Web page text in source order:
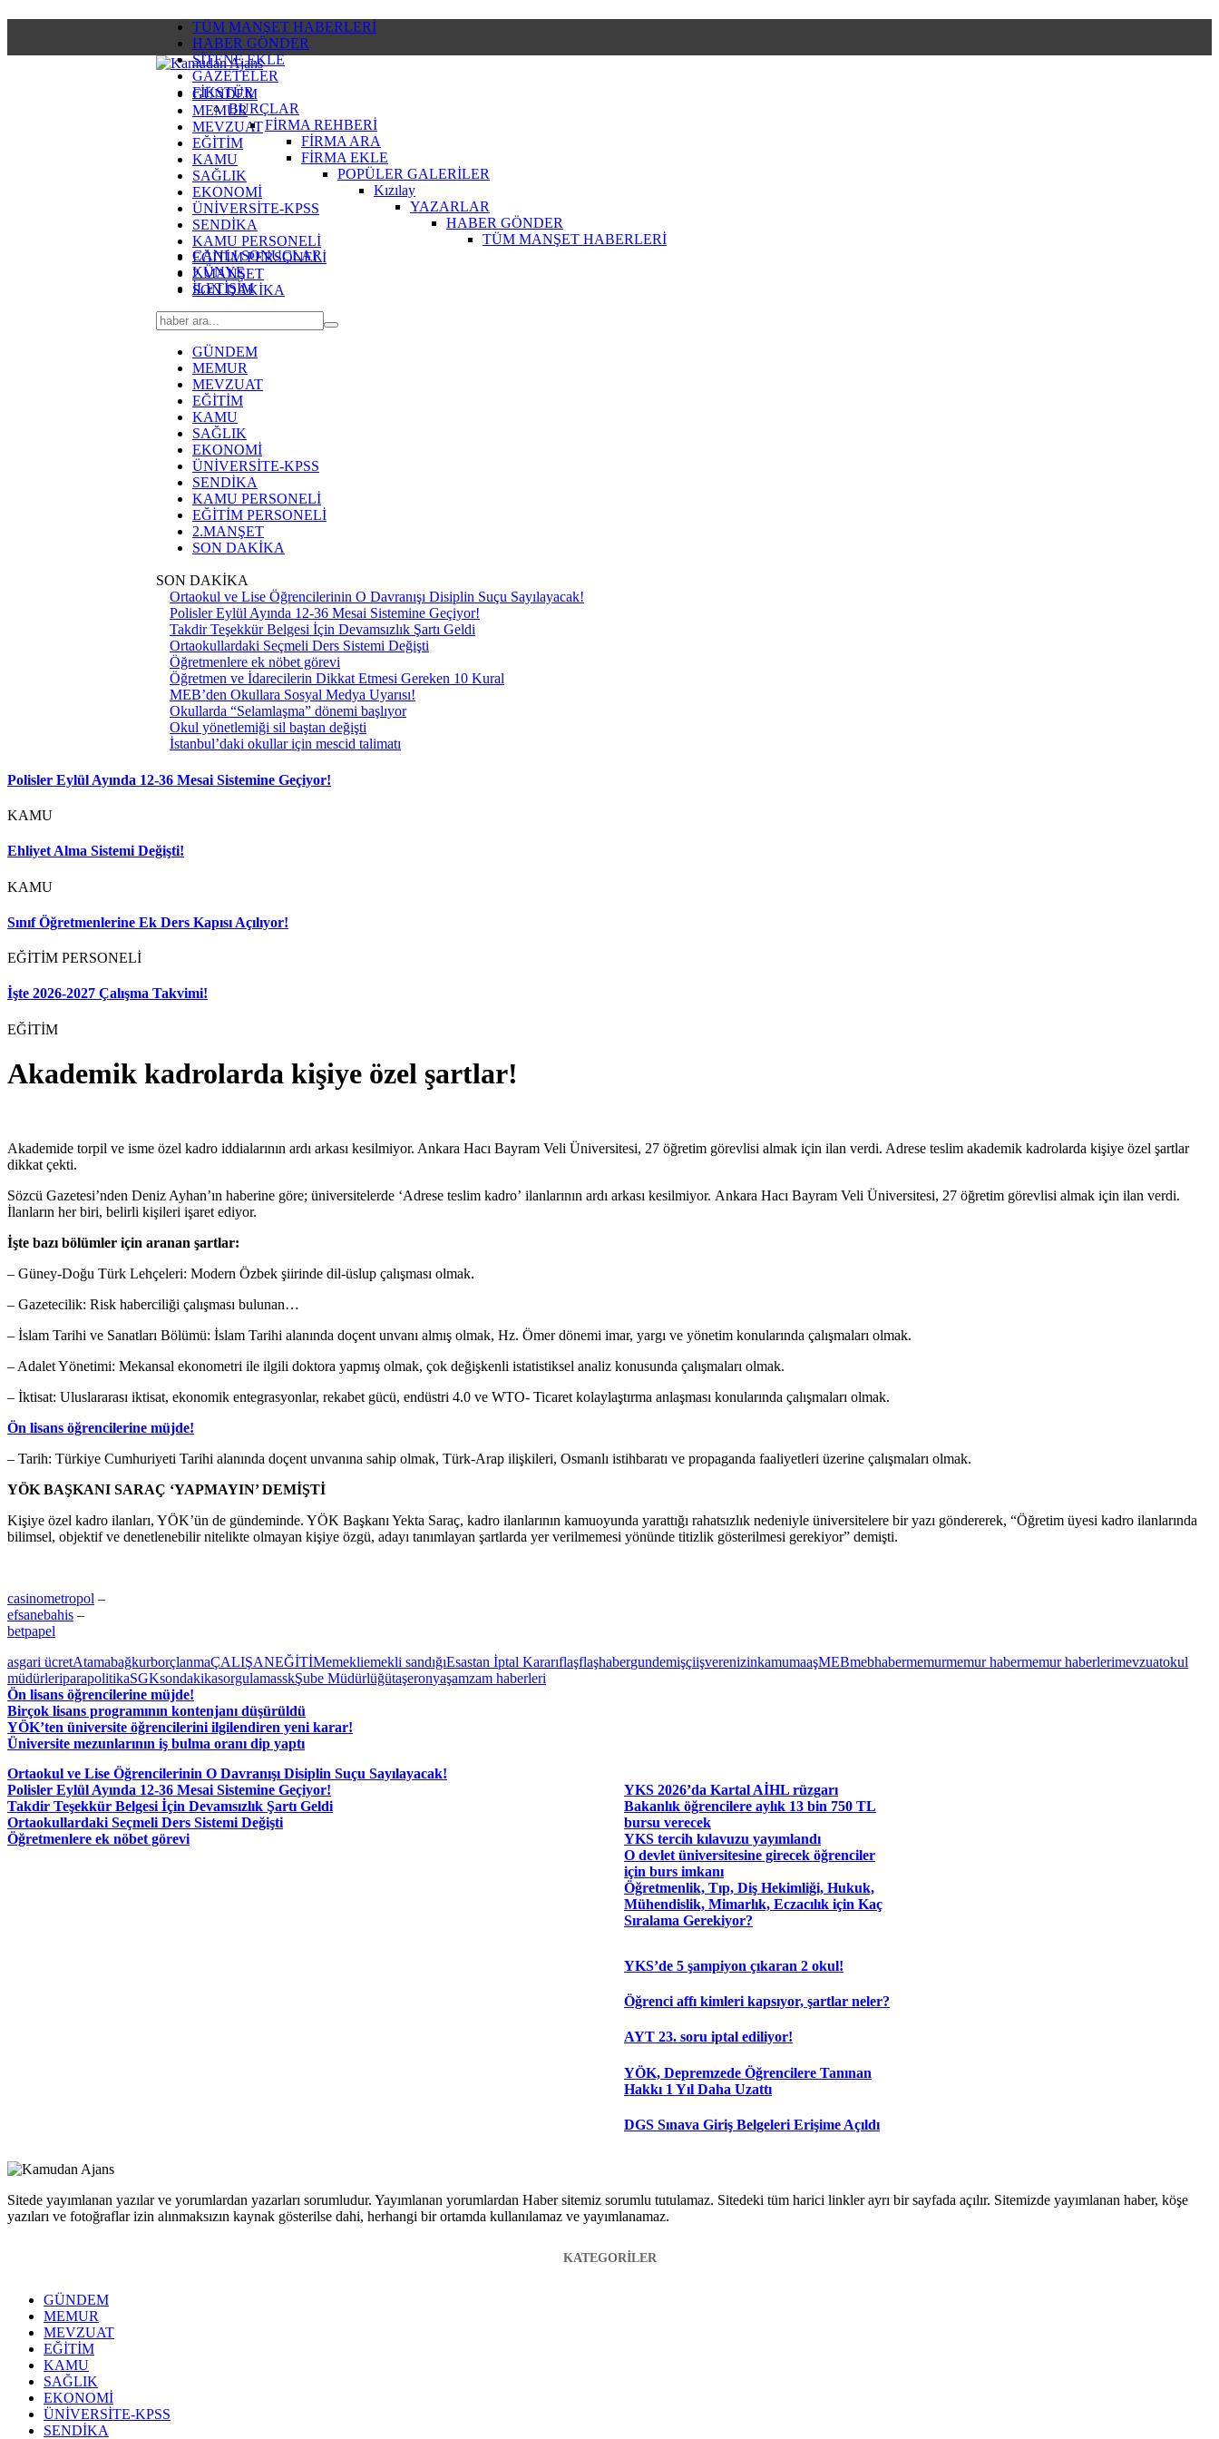
TÜM MANŞET HABERLERİ
HABER GÖNDER
SİTENE EKLE
GAZETELER
FİKSTÜR
BURÇLAR
FİRMA REHBERİ
FİRMA ARA
FİRMA EKLE
POPÜLER GALERİLER
Kızılay
YAZARLAR
HABER GÖNDER
TÜM MANŞET HABERLERİ
CANLI SONUÇLAR
KÜNYE
İLETİŞİM
GÜNDEM
MEMUR
MEVZUAT
EĞİTİM
KAMU
SAĞLIK
EKONOMİ
ÜNİVERSİTE-KPSS
SENDİKA
KAMU PERSONELİ
EĞİTİM PERSONELİ
2.MANŞET
SON DAKİKA
GÜNDEM
MEMUR
MEVZUAT
EĞİTİM
KAMU
SAĞLIK
EKONOMİ
ÜNİVERSİTE-KPSS
SENDİKA
KAMU PERSONELİ
EĞİTİM PERSONELİ
2.MANŞET
SON DAKİKA
SON DAKİKA
Ortaokul ve Lise Öğrencilerinin O Davranışı Disiplin Suçu Sayılayacak!
Polisler Eylül Ayında 12-36 Mesai Sistemine Geçiyor!
Takdir Teşekkür Belgesi İçin Devamsızlık Şartı Geldi
Ortaokullardaki Seçmeli Ders Sistemi Değişti
Öğretmenlere ek nöbet görevi
Öğretmen ve İdarecilerin Dikkat Etmesi Gereken 10 Kural
MEB’den Okullara Sosyal Medya Uyarısı!
Okullarda “Selamlaşma” dönemi başlıyor
Okul yönetlemiği sil baştan değişti
İstanbul’daki okullar için mescid talimatı
Polisler Eylül Ayında 12-36 Mesai Sistemine Geçiyor!
KAMU
Ehliyet Alma Sistemi Değişti!
KAMU
Sınıf Öğretmenlerine Ek Ders Kapısı Açılıyor!
EĞİTİM PERSONELİ
İşte 2026-2027 Çalışma Takvimi!
EĞİTİM
Akademik kadrolarda kişiye özel şartlar!
Akademide torpil ve isme özel kadro iddialarının ardı arkası kesilmiyor. Ankara Hacı Bayram Veli Üniversitesi, 27 öğretim görevlisi almak için ilan verdi. Adrese teslim akademik kadrolarda kişiye özel şartlar
dikkat çekti.
Sözcü Gazetesi’nden Deniz Ayhan’ın haberine göre; üniversitelerde ‘Adrese teslim kadro’ ilanlarının ardı arkası kesilmiyor. Ankara Hacı Bayram Veli Üniversitesi, 27 öğretim görevlisi almak için ilan verdi.
İlanların her biri, belirli kişileri işaret ediyor.
İşte bazı bölümler için aranan şartlar:
– Güney-Doğu Türk Lehçeleri: Modern Özbek şiirinde dil-üslup çalışması olmak.
– Gazetecilik: Risk haberciliği çalışması bulunan…
– İslam Tarihi ve Sanatları Bölümü: İslam Tarihi alanında doçent unvanı almış olmak, Hz. Ömer dönemi imar, yargı ve yönetim konularında çalışmaları olmak.
– Adalet Yönetimi: Mekansal ekonometri ile ilgili doktora yapmış olmak, çok değişkenli istatistiksel analiz konusunda çalışmaları olmak.
– İktisat: Uluslararası iktisat, ekonomik entegrasyonlar, rekabet gücü, endüstri 4.0 ve WTO- Ticaret kolaylaştırma anlaşması konularında çalışmaları olmak.
Ön lisans öğrencilerine müjde!
– Tarih: Türkiye Cumhuriyeti Tarihi alanında doçent unvanına sahip olmak, Türk-Arap ilişkileri, Osmanlı istihbaratı ve propaganda faaliyetleri üzerine çalışmaları olmak.
YÖK BAŞKANI SARAÇ ‘YAPMAYIN’ DEMİŞTİ
Kişiye özel kadro ilanları, YÖK’ün de gündeminde. YÖK Başkanı Yekta Saraç, kadro ilanlarının kamuoyunda yarattığı rahatsızlık nedeniyle üniversitelere bir yazı göndererek, “Öğretim üyesi kadro ilanlarında
bilimsel, objektif ve denetlenebilir nitelikte olmayan kişiye özgü, adayı tanımlayan şartlarda yer verilmemesi yönünde titizlik gösterilmesi gerekiyor” demişti.
casinometropol –
efsanebahis –
betpapel
asgari ücretAtamabağkurborçlanmaÇALIŞANEĞİTİMemekliemekli sandığıEsastan İptal KararıflaşflaşhabergundemişçiişverenizinkamumaaşMEBmebhabermemurmemur habermemur haberlerimevzuatokul
müdürleriparapolitikaSGKsondakikasorgulamasskŞube Müdürlüğütaşeronyaşamzam haberleri
Ön lisans öğrencilerine müjde!
Birçok lisans programının kontenjanı düşürüldü
YÖK’ten üniversite öğrencilerini ilgilendiren yeni karar!
Üniversite mezunlarının iş bulma oranı dip yaptı
Ortaokul ve Lise Öğrencilerinin O Davranışı Disiplin Suçu Sayılayacak!
Polisler Eylül Ayında 12-36 Mesai Sistemine Geçiyor!
Takdir Teşekkür Belgesi İçin Devamsızlık Şartı Geldi
Ortaokullardaki Seçmeli Ders Sistemi Değişti
Öğretmenlere ek nöbet görevi
YKS 2026’da Kartal AİHL rüzgarı
Bakanlık öğrencilere aylık 13 bin 750 TL
bursu verecek
YKS tercih kılavuzu yayımlandı
O devlet üniversitesine girecek öğrenciler
için burs imkanı
Öğretmenlik, Tıp, Diş Hekimliği, Hukuk,
Mühendislik, Mimarlık, Eczacılık için Kaç
Sıralama Gerekiyor?
YKS’de 5 şampiyon çıkaran 2 okul!
Öğrenci affı kimleri kapsıyor, şartlar neler?
AYT 23. soru iptal ediliyor!
YÖK, Depremzede Öğrencilere Tanınan
Hakkı 1 Yıl Daha Uzattı
DGS Sınava Giriş Belgeleri Erişime Açıldı
Sitede yayımlanan yazılar ve yorumlardan yazarları sorumludur. Yayımlanan yorumlardan Haber sitemiz sorumlu tutulamaz. Sitedeki tüm harici linkler ayrı bir sayfada açılır. Sitemizde yayımlanan haber, köşe
yazıları ve fotoğraflar izin alınmaksızın kaynak gösterilse dahi, herhangi bir ortamda kullanılamaz ve yayımlanamaz.
KATEGORİLER
GÜNDEM
MEMUR
MEVZUAT
EĞİTİM
KAMU
SAĞLIK
EKONOMİ
ÜNİVERSİTE-KPSS
SENDİKA